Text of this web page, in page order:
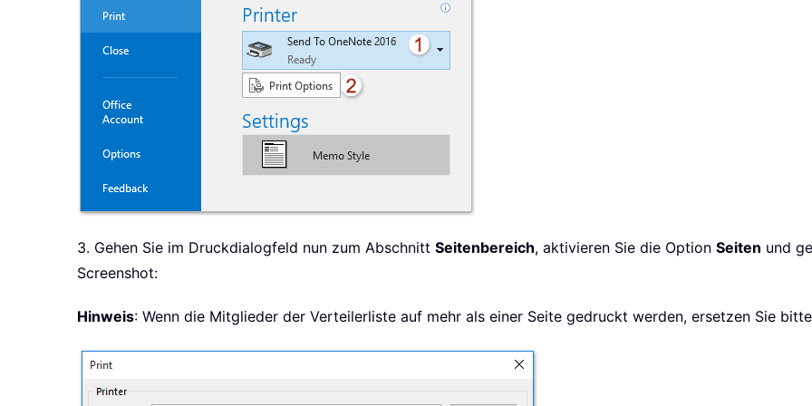
3. Gehen Sie im Druckdialogfeld nun zum Abschnitt Seitenbereich, aktivieren Sie die Option Seiten und
Screenshot:
Hinweis: Wenn die Mitglieder der Verteilerliste auf mehr als einer Seite gedruckt werden, ersetzen Sie